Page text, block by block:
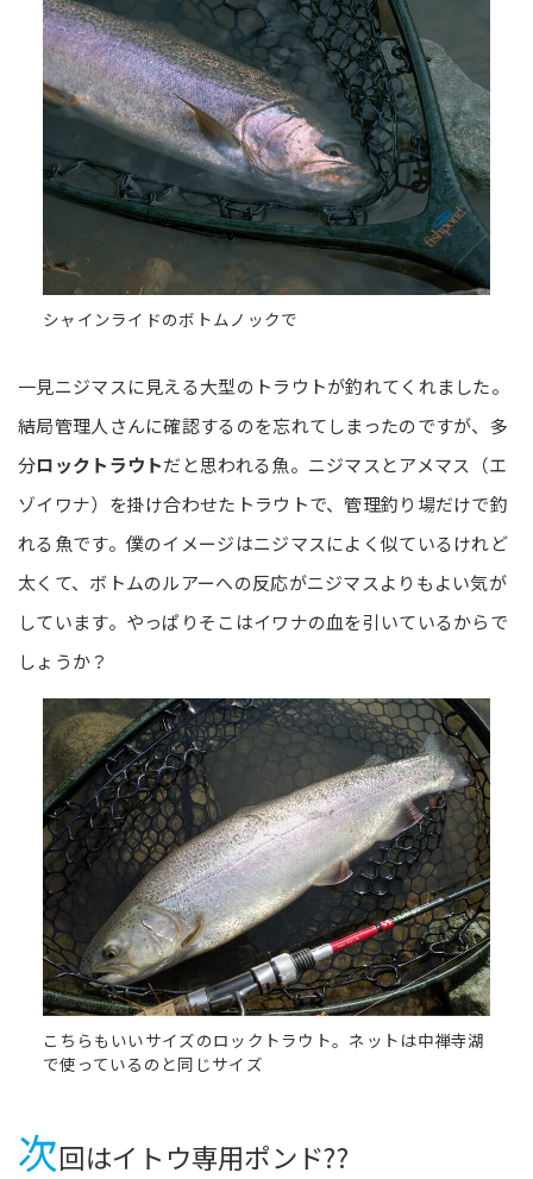
シャインライドのボトムノックで
一見ニジマスに見える大型のトラウトが釣れてくれました。
結局管理人さんに確認するのを忘れてしまったのですが、多
分ロックトラウトだと思われる魚。ニジマスとアメマス（エ
ゾイワナ）を掛け合わせたトラウトで、管理釣り場だけで釣
れる魚です。僕のイメージはニジマスによく似ているけれど
太くて、ボトムのルアーへの反応がニジマスよりもよい気が
しています。やっぱりそこはイワナの血を引いているからで
しょうか？
こちらもいいサイズのロックトラウト。ネットは中禅寺湖
で使っているのと同じサイズ
次回はイトウ専用ポンド??